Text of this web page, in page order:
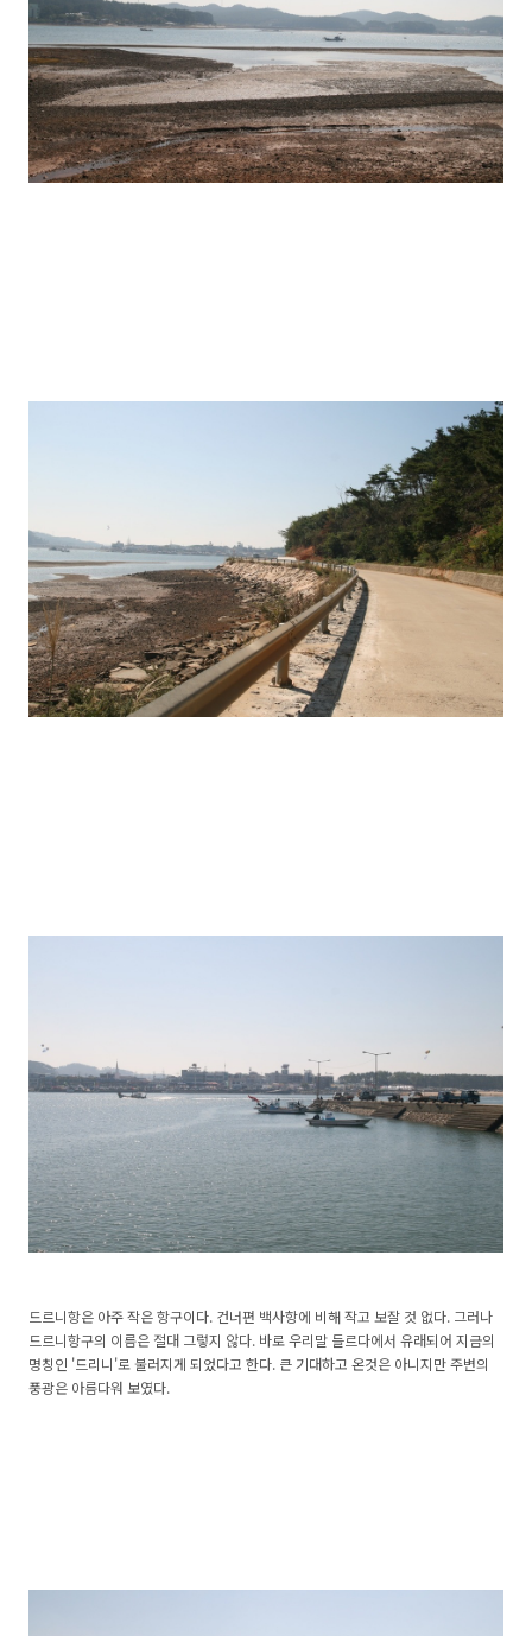
드르니항은 아주 작은 항구이다. 건너편 백사항에 비해 작고 보잘 것 없다. 그러나
드르니항구의 이름은 절대 그렇지 않다. 바로 우리말 들르다에서 유래되어 지금의
명칭인 '드리니'로 불러지게 되었다고 한다. 큰 기대하고 온것은 아니지만 주변의
풍광은 아름다워 보였다.